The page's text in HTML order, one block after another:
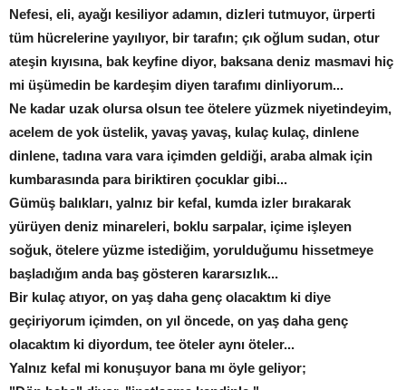
Nefesi, eli, ayağı kesiliyor adamın, dizleri tutmuyor, ürperti
tüm hücrelerine yayılıyor, bir tarafın; çık oğlum sudan, otur
ateşin kıyısına, bak keyfine diyor, baksana deniz masmavi hiç
mi üşümedin be kardeşim diyen tarafımı dinliyorum...
Ne kadar uzak olursa olsun tee ötelere yüzmek niyetindeyim,
acelem de yok üstelik, yavaş yavaş, kulaç kulaç, dinlene
dinlene, tadına vara vara içimden geldiği, araba almak için
kumbarasında para biriktiren çocuklar gibi...
Gümüş balıkları, yalnız bir kefal, kumda izler bırakarak
yürüyen deniz minareleri, boklu sarpalar, içime işleyen
soğuk, ötelere yüzme istediğim, yorulduğumu hissetmeye
başladığım anda baş gösteren kararsızlık...
Bir kulaç atıyor, on yaş daha genç olacaktım ki diye
geçiriyorum içimden, on yıl öncede, on yaş daha genç
olacaktım ki diyordum, tee öteler aynı öteler...
Yalnız kefal mi konuşuyor bana mı öyle geliyor;